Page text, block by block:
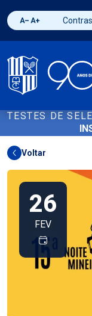
Diminuir fonte
Aumentar
TESTES DE
Voltar
26
FEV